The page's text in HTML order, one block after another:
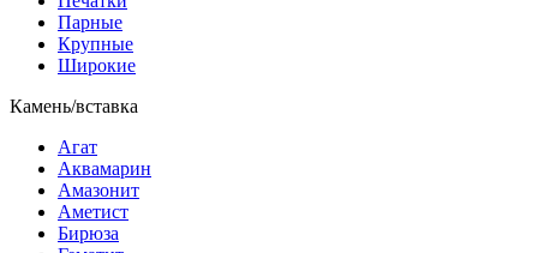
Парные
Крупные
Широкие
Камень/вставка
Агат
Аквамарин
Амазонит
Аметист
Бирюза